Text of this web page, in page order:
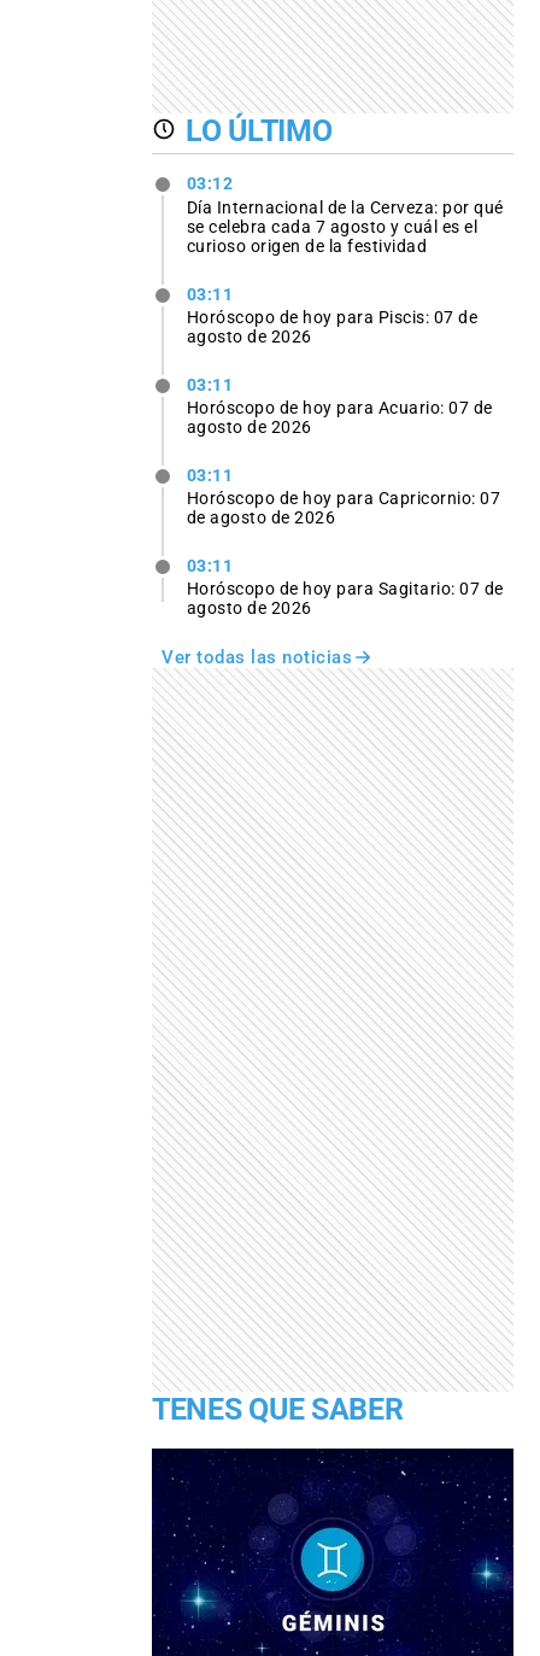
LO ÚLTIMO
03:12
Día Internacional de la Cerveza: por qué
se celebra cada 7 agosto y cuál es el
curioso origen de la festividad
03:11
Horóscopo de hoy para Piscis: 07 de
agosto de 2026
03:11
Horóscopo de hoy para Acuario: 07 de
agosto de 2026
03:11
Horóscopo de hoy para Capricornio: 07
de agosto de 2026
03:11
Horóscopo de hoy para Sagitario: 07 de
agosto de 2026
Ver todas las noticias
TENES QUE SABER